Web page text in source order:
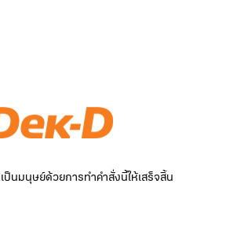
นมนุษย์ด้วยการทำคำสั่งนี้ให้เสร็จสิ้น